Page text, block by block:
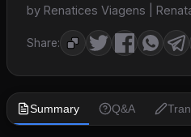
by Renatices Viagens |
Share:
Summary Q&A